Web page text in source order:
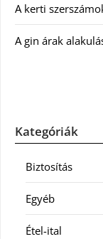
A kerti
A gin árak
Kategóriák
Biztosítás
Egyéb
Étel-ital